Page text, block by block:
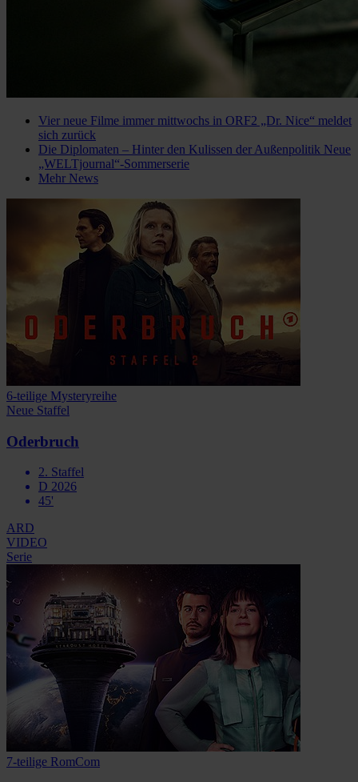
Vier neue Filme immer mittwochs in ORF2 „Dr. Nice“ meldet
sich zurück
Die Diplomaten – Hinter den Kulissen der Außenpolitik Neue
„WELTjournal“-Sommerserie
Mehr News
6-teilige Mysteryreihe
Neue Staffel
Oderbruch
2. Staffel
D 2026
45'
ARD
VIDEO
Serie
7-teilige RomCom